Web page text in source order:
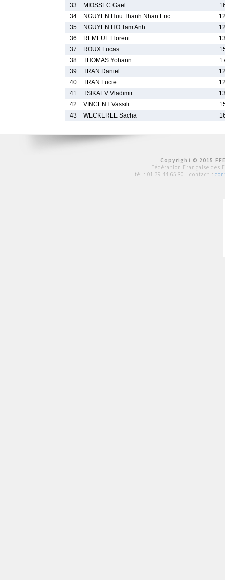
33
MIOSSEC Gael
34
NGUYEN Huu Thanh Nhan Eric
35
NGUYEN HO Tam Anh
36
REMEUF Florent
37
ROUX Lucas
38
THOMAS Yohann
39
TRAN Daniel
40
TRAN Lucie
41
TSIKAEV Vladimir
42
VINCENT Vassili
43
WECKERLE Sacha
Copyright © 2015
Fédération Française des
tél : 01 39 44 65 80 | contact :